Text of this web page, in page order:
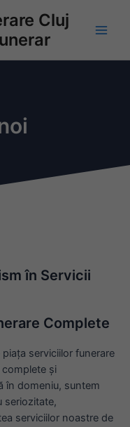
Cluj
în Servicii
Complete
serviciilor funerare
și
în domeniu, suntem
seriozitate,
serviciilor noastre de